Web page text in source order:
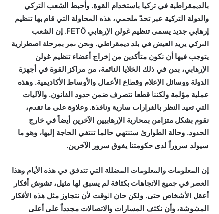
بالديمقراطية في تركيا باستخدام القوة. وأحبط الشعب التركي
والدولة التركية عبر تحدّ ملحمي، هذه المحاولة التي قام بها تنظيم
إرهابي جديد يسمى تنظيم غولن الإرهابي FETÖ. إن الشعب
التركي يريد العيش في بلد ديمقراطي. ونحن نمر بمرحلة اضطرارية
يتوجب فيها أن نكون متأكدين من إخراج أعضاء تنظيم غولن
الإرهابي، بمن في ذلك الخلايا النائمة، من مراكز القوة في أجهزة
الدولة ووسائل الإعلام وقطاع الأعمال والأوساط الأكاديمية. وهذه
عملية مؤلمة ولكننا قطعا نتصرف ضمن حدود القانون. والآليات
التي تعيد النظر بالقرارات سارية ونافذة. وعلاوة على ما تقدم،
نقوم بشكل متزامن بمحاربة الإرهابيين الآخرين أيضاً في خارج
الحدود. وحالة الطوارئ ستنتهي حالما تنتفي الحاجة إليها، وهو ما
سيولد سروراً لدى حكومتنا يفوق سرور الآخرين.
إن المعلومات والمعلومات المضللة التي تتدفق في هذه الأيام وهذا
العصر في جميع الاتجاهات بكثافة لم يسبق لها مثيل، تشوش أفكار
أعقل الأشخاص حتى. ولكن حان الوقت لأن نتجاوز مثل هذه الأفكار
المشوشة، وأن نكثف المسارات والاتصالات مجدداً على أعلى